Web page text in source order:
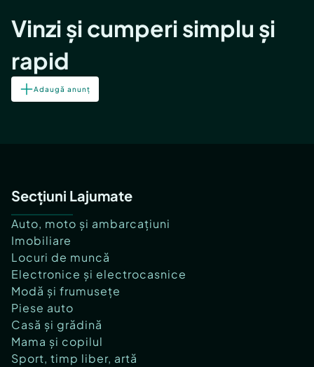
Vinzi și cumperi simplu și
rapid
Adaugă anunț
Secțiuni Lajumate
Auto, moto și ambarcațiuni
Imobiliare
Locuri de muncă
Electronice și electrocasnice
Modă și frumusețe
Piese auto
Casă și grădină
Mama și copilul
Sport, timp liber, artă